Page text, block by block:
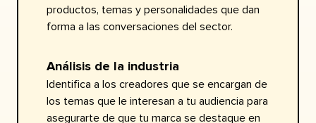
productos, temas y personalidades que dan
forma a las conversaciones del sector.​​
Análisis de la industria​​
Identifica a los creadores que se encargan de
los temas que le interesan a tu audiencia para
asegurarte de que tu marca se destaque en